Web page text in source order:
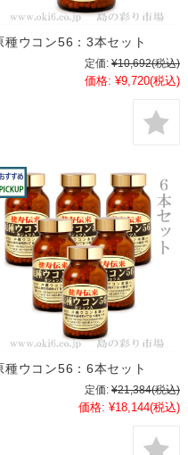
種ウコン56：3本セット
定価: ¥10,692(税込)
価格: ¥9,720(税込)
種ウコン56：6本セット
定価: ¥21,384(税込)
価格: ¥18,144(税込)